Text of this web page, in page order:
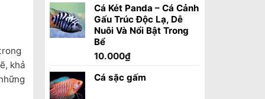
khả
Cá Két Panda – Cá Cảnh
Gấu Trúc Độc Lạ, Dễ
Nuôi Và Nổi Bật Trong
Bể
10.000₫
Cá sặc gấm